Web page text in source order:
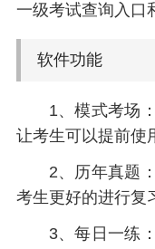
一级考试查询入口
软件功能
1、模式考场
让考生可以提前使
2、历年真题
考生更好的进行复
3、每日一练